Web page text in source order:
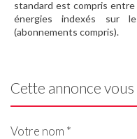
standard est compris
énergies indexés sur
(abonnements compris).
Cette annonce
Votre nom *